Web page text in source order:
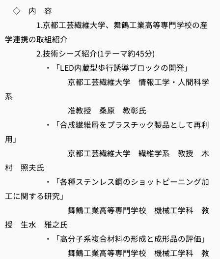
◇ 内 容
1.京都工芸繊維大学、舞鶴工業高等専門学校の産
学連携の取組紹介
2.技術シーズ紹介(1テーマ約45分)
・「LED内蔵型歩行誘導ブロックの開発」
京都工芸繊維大学 情報工学・人間科学
系
准教授 桑原 教彰氏
・「合成繊維屑をプラスチック製品として再利
用」
京都工芸繊維大学 繊維学系 教授 木
村 照夫氏
・「各種ステンレス鋼のショットピーニング加
工に関する研究」
舞鶴工業高等専門学校 機械工学科 教
授 生水 雅之氏
・「高分子系複合材料の形成と成形品の評価」
舞鶴工業高等専門学校 機械工学科 教